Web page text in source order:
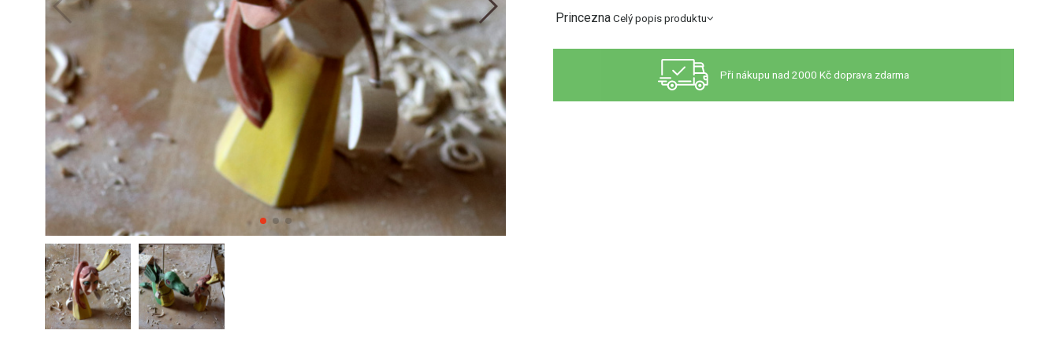
PrinceznaCelý popis produktu
Při nákupu nad 2000 Kč doprava zdarma